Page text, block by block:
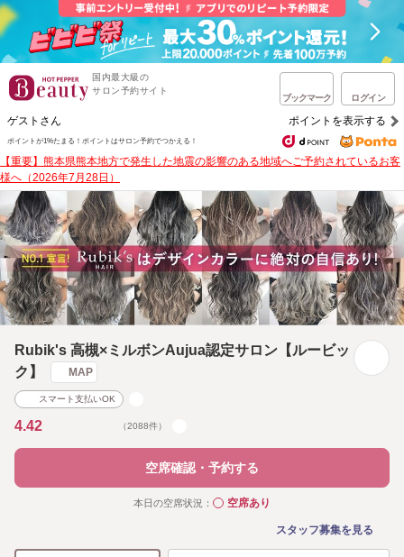
国内最大級の
サロン予約サイト
ブックマーク ログイン
ゲストさん ポイントを表示する
ポイントが1%たまる！ ポイントはサロン予約でつかえる！
【重要】熊本県熊本地方で発生した地震の影響のある地域へご予約されているお客
様へ（2026年7月28日）
Rubik's 高槻×ミルボンAujua認定サロン【ルービッ
ク】
MAP
スマート支払いOK
4.42 （2088件）
空席確認・予約する
本日の空席状況： ◯空席あり
スタッフ募集を見る